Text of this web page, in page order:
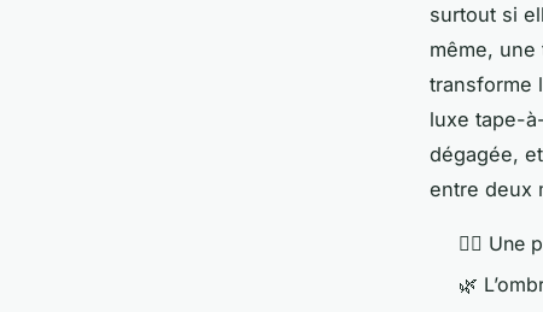
surtout si
même,
transforme
luxe tape-
dégagée,
entre deux
🏊‍♀️ Une
🌿